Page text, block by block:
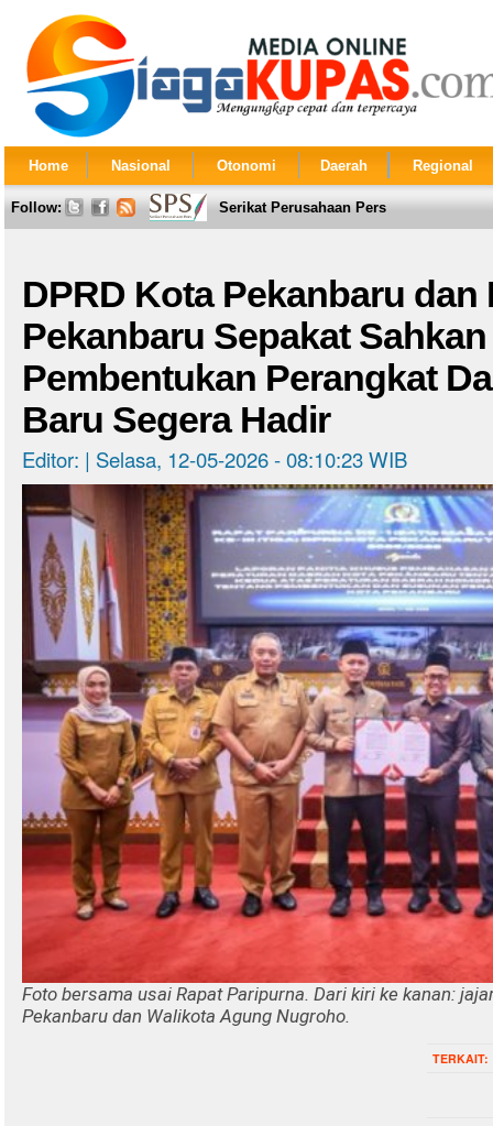
Home Nasional Otonomi Daerah Regional
Follow: Serikat Perusahaan Pers
DPRD Kota Pekanbaru dan
Pekanbaru Sepakat
Pembentukan Perangkat
Baru Segera Hadir
Editor: | Selasa, 12-05-2026 - 08:10:23 WIB
Foto bersama usai Rapat Paripurna. Dari kiri ke kanan:
Pekanbaru dan Walikota Agung Nugroho.
TERKAIT: